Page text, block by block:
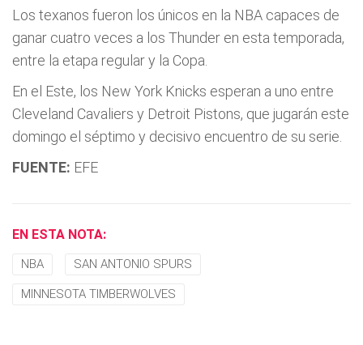
Los texanos fueron los únicos en la NBA capaces de
ganar cuatro veces a los Thunder en esta temporada,
entre la etapa regular y la Copa.
En el Este, los New York Knicks esperan a uno entre
Cleveland Cavaliers y Detroit Pistons, que jugarán este
domingo el séptimo y decisivo encuentro de su serie.
FUENTE: EFE
EN ESTA NOTA:
NBA SAN ANTONIO SPURS
MINNESOTA TIMBERWOLVES